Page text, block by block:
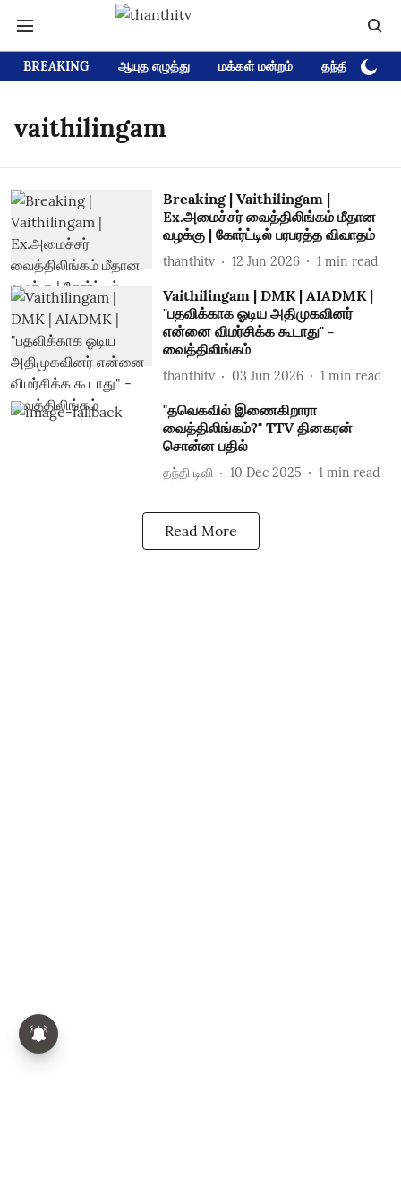
BREAKING ஆயுத எழுத்து மக்கள் மன்றம் தந்தி டிவி
vaithilingam
Breaking | Vaithilingam |
Ex.அமைச்சர் வைத்திலிங்கம் மீதான
வழக்கு | கோர்ட்டில் பரபரத்த விவாதம்
thanthitv 12 Jun 2026 1 min read
Vaithilingam | DMK | AIADMK |
"பதவிக்காக ஓடிய அதிமுகவினர்
என்னை விமர்சிக்க கூடாது" -
வைத்திலிங்கம்
thanthitv 03 Jun 2026 1 min read
"தவெகவில் இணைகிறாரா
வைத்திலிங்கம்?" TTV தினகரன்
சொன்ன பதில்
தந்தி டிவி 10 Dec 2025 1 min read
Read More